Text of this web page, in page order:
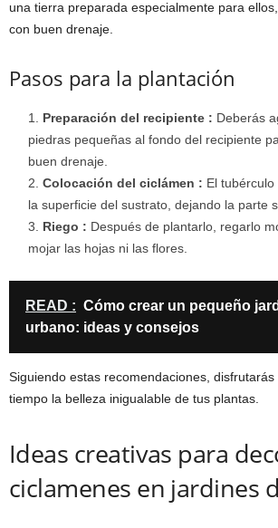
una tierra preparada especialmente para
con buen drenaje.
Pasos para la plantación
Preparación del recipiente : Deberás
piedras pequeñas al fondo del recipiente
buen drenaje.
Colocación del ciclámen : El
la superficie del sustrato, dejando la parte
Riego : Después de plantarlo, regarlo
mojar las hojas ni las flores.
READ : Cómo crear un pequeño
urbano: ideas y consejos
Siguiendo estas recomendaciones,
tiempo la belleza inigualable de tus plantas.
Ideas creativas para
ciclamenes en jardines